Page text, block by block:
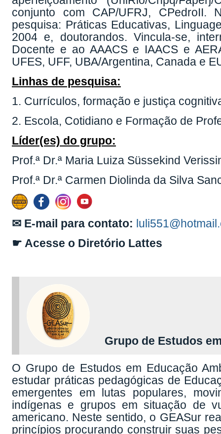
conjunto com CAP/UFRJ,
pesquisa: Práticas Educativas,
2004 e, doutorandos. Vincula-se,
Docente e ao AAACS e IAACS e
UFES, UFF, UBA/Argentina, Canada e
Linhas de pesquisa:
1. Currículos, formação e justiça
2. Escola, Cotidiano e Formação de
Líder(es) do grupo:
Prof.ª Dr.ª Maria Luiza Süssekind
Prof.ª Dr.ª Carmen Diolinda da Silva
✉ E-mail para contato:
☛ Acesse o Diretório Lattes
Grupo de Estudos
O Grupo de Estudos em Educação
estudar práticas pedagógicas de
emergentes em lutas populares,
indígenas e grupos em situação de
americano. Neste sentido, o GEASur
princípios procurando construir suas